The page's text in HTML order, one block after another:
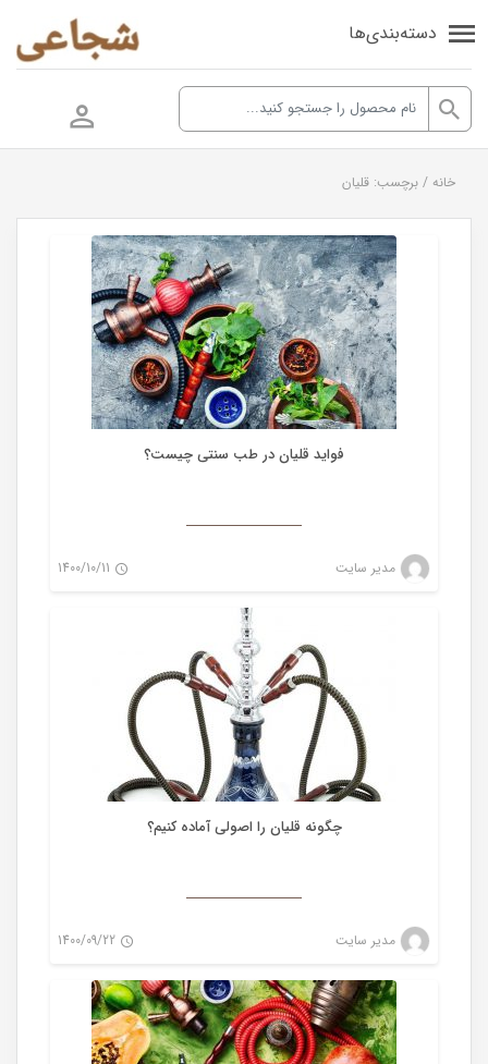
دسته‌بندی‌ها
خانه / برچسب: قلیان
فواید قلیان در طب سنتی چیست؟
مدیر سایت 1400/10/11
0
لوازم جانبی قلیان
چگونه قلیان را اصولی آماده کنیم؟
مدیر سایت 1400/09/22
لوازم جانبی قلیان